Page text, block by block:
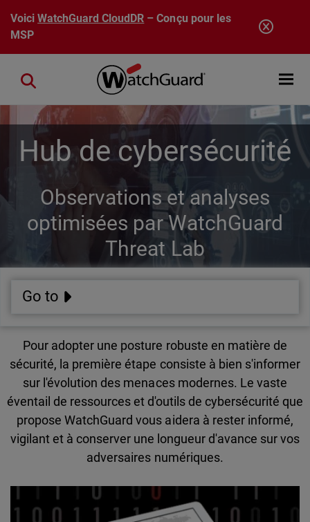
Aller au contenu principal
VoiciWatchGuard CloudDR – Conçu pour les
MSP
Open
Close search
Hub de cybersécurité
Observations et analyses
optimisées par WatchGuard
Threat Lab
Go to
Pour adopter une posture robuste en matière de
sécurité, la première étape consiste à bien s'informer
sur l'évolution des menaces modernes. Le vaste
éventail de ressources et d'outils de cybersécurité que
propose WatchGuard vous aidera à rester informé,
vigilant et à conserver une longueur d'avance sur vos
adversaires numériques.